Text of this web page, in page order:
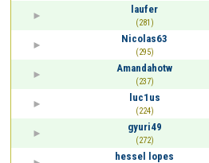
laufer
(281)
Nicolas63
(295)
Amandahotw
(237)
luc1us
(224)
gyuri49
(272)
hessel lopes